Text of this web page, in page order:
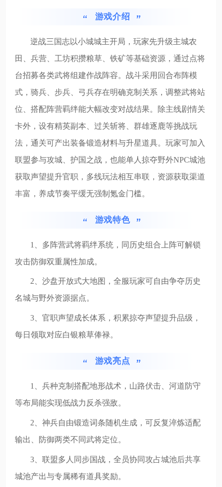
游戏介绍
逆战三国志以小城城主开局，玩家先升级主城农
田、兵营、工坊积攒粮草、铁矿等基础资源，通过点将
台招募各类武将组建作战阵容。战斗采用回合布阵模
式，骑兵、步兵、弓兵存在明确克制关系，调整武将站
位、搭配阵营羁绊能大幅改变对战结果。除主线剧情关
卡外，设有精英副本、过关斩将、群雄逐鹿等挑战玩
法，通关可产出装备锻造材料与升星道具。玩家可加入
联盟参与攻城、护国之战，也能单人掠夺野外NPC城池
获取声望提升官职，多线玩法相互串联，资源获取渠道
丰富，养成节奏平缓无强制氪金门槛。
游戏特色
1、多阵营武将羁绊系统，同历史组合上阵可解锁
攻击防御双重属性加成。
2、沙盘开放式大地图，全服玩家可自由争夺历史
名城与野外资源据点。
3、官职声望成长体系，积累掠夺声望提升品级，
每日领取对应白银粮草俸禄。
游戏亮点
1、兵种克制搭配地形战术，山路伏击、河道防守
等布局能实现低战力反杀强敌。
2、神兵自由锻造词条随机生成，可反复淬炼适配
输出、防御两类不同武将定位。
3、联盟多人同步国战，全员协同攻占城池后共享
城池产出与专属稀有道具奖励。